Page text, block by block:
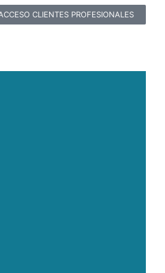
CLIENTES PROFESIONALES